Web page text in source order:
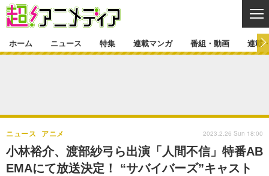
ゲーム・アプリ マンガ
グッズ イベント
特集一覧 カバー
ラキりす
連載マンガ
連載マンガ一覧 連載一覧
番組・動画
番組・動画一覧 ラジオ
連載・ブログ
ホーム ニュース 特集 連載マンガ 番組・動画 連載
小林裕介、渡部紗弓ら出演「人間不信」特番AB
EMAにて放送決定！ “サバイバーズ”キャスト
ニュース アニメ 2023.2.26 Sun 18:00